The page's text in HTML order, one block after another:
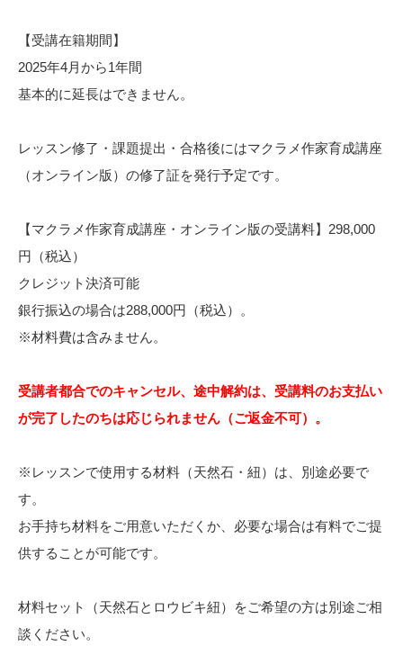
【受講在籍期間】
2025年4月から1年間
基本的に延長はできません。
レッスン修了・課題提出・合格後にはマクラメ作家育成講座
（オンライン版）の修了証を発行予定です。
【マクラメ作家育成講座・オンライン版の受講料】298,000
円（税込）
クレジット決済可能
銀行振込の場合は288,000円（税込）。
※材料費は含みません。
受講者都合でのキャンセル、途中解約は、受講料のお支払い
が完了したのちは応じられません（ご返金不可）。
※レッスンで使用する材料（天然石・紐）は、別途必要で
す。
お手持ち材料をご用意いただくか、必要な場合は有料でご提
供することが可能です。
材料セット（天然石とロウビキ紐）をご希望の方は別途ご相
談ください。